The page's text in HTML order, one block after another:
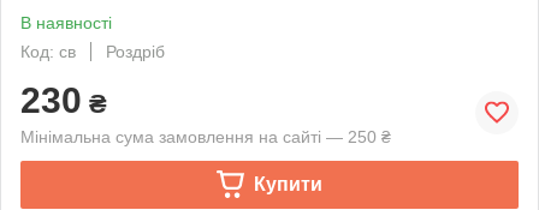
В наявності
Код: св
Роздріб
230 ₴
Мінімальна сума замовлення на сайті — 250 ₴
Купити